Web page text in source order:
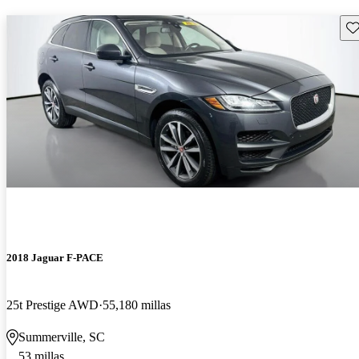
2018 Jaguar F-PACE
25t Prestige AWD 55,180 millas
Summerville, SC